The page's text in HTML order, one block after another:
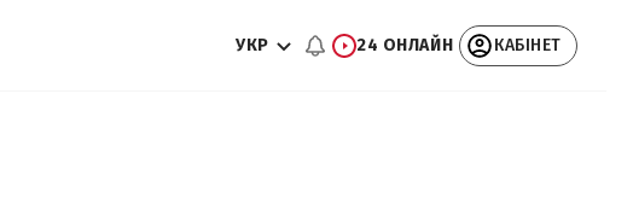
УКР 24 ОНЛАЙН КАБІНЕТ